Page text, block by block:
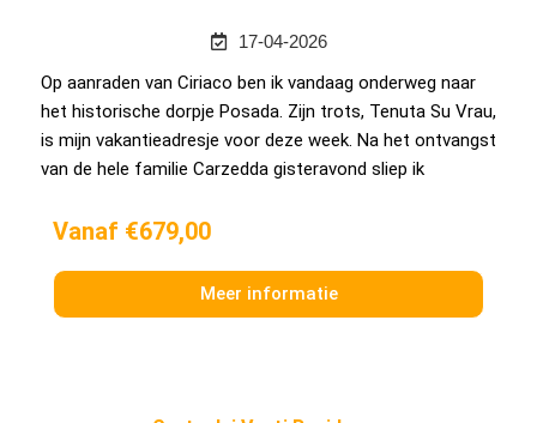
17-04-2026
Op aanraden van Ciriaco ben ik vandaag onderweg naar
het historische dorpje Posada. Zijn trots, Tenuta Su Vrau,
is mijn vakantieadresje voor deze week. Na het ontvangst
van de hele familie Carzedda gisteravond sliep ik
Vanaf €679,00
Meer informatie